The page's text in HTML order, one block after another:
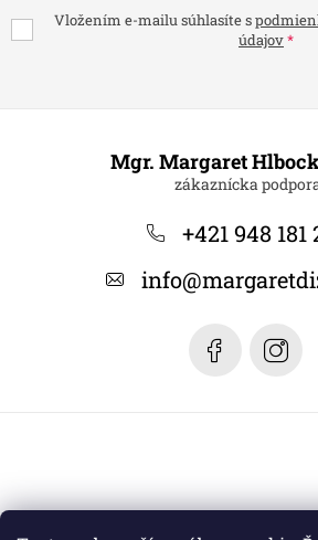
Vložením e-mailu súhlasíte s
údajov
Mgr. Margaret
+421 948 181
info@